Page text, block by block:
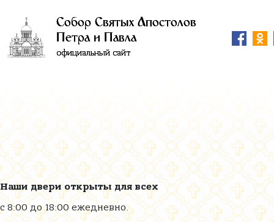
Собор Святых Апостолов
Петра и Павла
официальный сайт
Наши двери открыты для всех
с 8:00 до 18:00 ежедневно.